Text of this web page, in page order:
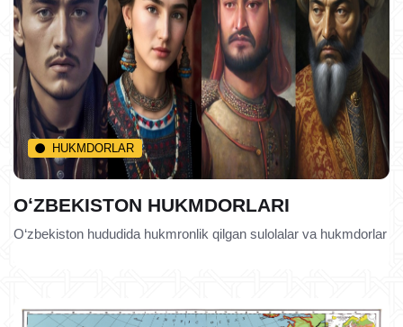
HUKMDORLAR
OʻZBEKISTON HUKMDORLARI
O‘zbekiston hududida hukmronlik qilgan sulolalar va hukmdorlar